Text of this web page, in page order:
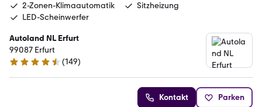
2-Zonen-Klimaautomatik
Sitzheizung
LED-Scheinwerfer
Autoland NL Erfurt
99087 Erfurt
4.4 Sterne
(149)
Kontakt Parken